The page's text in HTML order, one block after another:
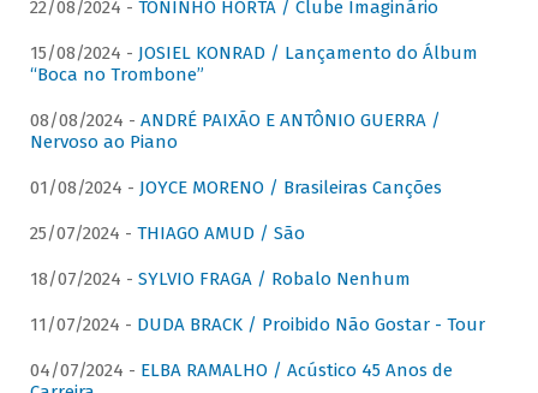
22/08/2024 - TONINHO HORTA / Clube Imaginário
15/08/2024 - JOSIEL KONRAD / Lançamento do Álbum
“Boca no Trombone”
08/08/2024 - ANDRÉ PAIXÃO E ANTÔNIO GUERRA /
Nervoso ao Piano
01/08/2024 - JOYCE MORENO / Brasileiras Canções
25/07/2024 - THIAGO AMUD / São
18/07/2024 - SYLVIO FRAGA / Robalo Nenhum
11/07/2024 - DUDA BRACK / Proibido Não Gostar - Tour
04/07/2024 - ELBA RAMALHO / Acústico 45 Anos de